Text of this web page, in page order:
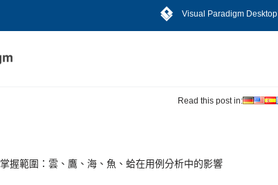
Visual Paradigm Desktop
Read this post in:
掌握範圍：雲、鷹、海、魚、蛤在用例分析中的影響